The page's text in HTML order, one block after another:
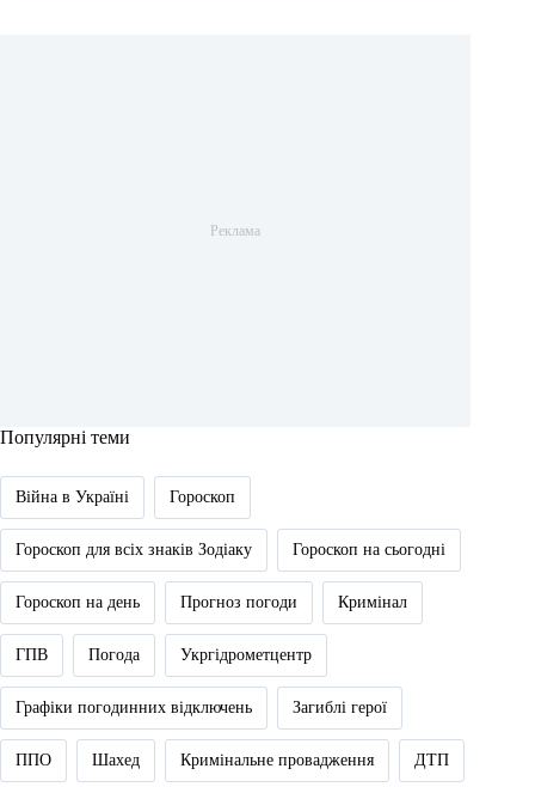
Популярні теми
Війна в Україні Гороскоп
Гороскоп для всіх знаків Зодіаку Гороскоп на сьогодні
Гороскоп на день Прогноз погоди Кримінал
ГПВ Погода Укргідрометцентр
Графіки погодинних відключень Загиблі герої
ППО Шахед Кримінальне провадження ДТП